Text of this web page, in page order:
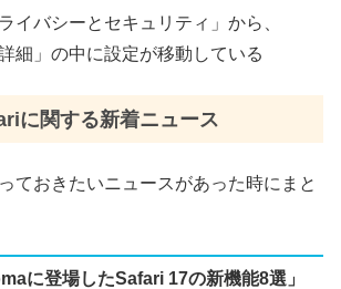
イバシーとセキュリティ」から、
細」の中に設定が移動している
に関する新着ニュース
ておきたいニュースがあった時にまと
に登場したSafari 17の新機能8選」